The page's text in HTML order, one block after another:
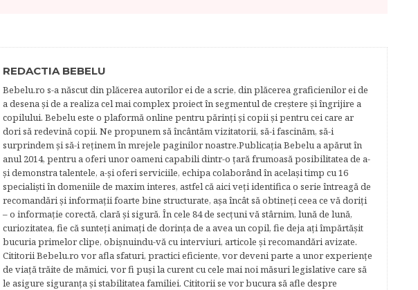
REDACTIA BEBELU
Bebelu.ro s-a născut din plăcerea autorilor ei de a scrie, din plăcerea graficienilor ei de
a desena şi de a realiza cel mai complex proiect în segmentul de creştere şi îngrijire a
copilului. Bebelu este o plaformă online pentru părinţi şi copii şi pentru cei care ar
dori să redevină copii. Ne propunem să încântăm vizitatorii, să-i fascinăm, să-i
surprindem şi să-i reţinem în mrejele paginilor noastre.​ Publicația Bebelu a apărut în
anul 2014, pentru a oferi unor oameni capabili dintr-o ţară frumoasă posibilitatea de a-
şi demonstra talentele, a-şi oferi serviciile, echipa colaborând în acelaşi timp cu 16
specialişti în domeniile de maxim interes, astfel că aici veţi identifica o serie întreagă de
recomandări şi informaţii foarte bine structurate, aşa încât să obtineţi ceea ce vă doriţi
– o informaţie corectă, clară şi sigură. În cele 84 de secțuni vă stârnim, lună de lună,
curiozitatea, fie că sunteţi animaţi de dorinţa de a avea un copil, fie deja aţi împărtăşit
bucuria primelor clipe, obişnuindu-vă cu interviuri, articole şi recomandări avizate.
Cititorii Bebelu.ro vor afla sfaturi, practici eficiente, vor deveni parte a unor experienţe
de viaţă trăite de mămici, vor fi puşi la curent cu cele mai noi măsuri legislative care să
le asigure siguranţa şi stabilitatea familiei. Cititorii se vor bucura să afle despre